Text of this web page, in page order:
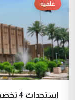
علمية
استحداث 4 تخصصات جديدة في الجامعة المستنصرية